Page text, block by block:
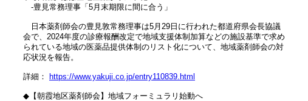
‐豊見常務理事「5月末期限に間に合う」
日本薬剤師会の豊見敦常務理事は5月29日に行われた都道府県会長協議
会で、2024年度の診療報酬改定で地域支援体制加算などの施設基準で求め
られている地域の医薬品提供体制のリスト化について、地域薬剤師会の対
応状況を報告。
詳細： https://www.yakuji.co.jp/entry110839.html
◆【朝霞地区薬剤師会】地域フォーミュラリ始動へ